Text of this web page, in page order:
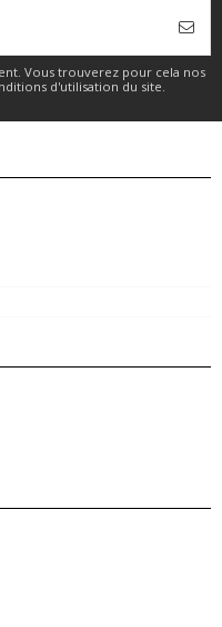
Vous trouverez pour cela nos
d'utilisation du site.